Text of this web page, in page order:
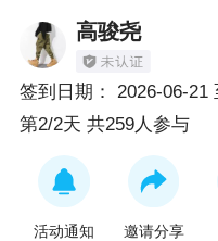
高骏尧
签到日期： 2026-06-21
第2/2天 共259人参与
活动通知 邀请分享